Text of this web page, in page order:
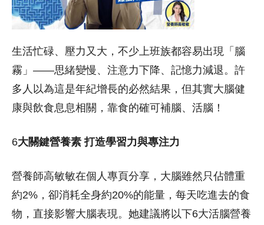
生活忙碌、壓力又大，不少上班族都容易出現「腦
霧」——思緒變慢、注意力下降、記憶力減退。許
多人以為這是年紀增長的必然結果，但其實大腦健
康與飲食息息相關，靠食的確可補腦、活腦！
6大關鍵營養素 打造學習力與專注力
營養師高敏敏在個人專頁分享，大腦雖然只佔體重
約2%，卻消耗全身約20%的能量，每天吃進去的食
物，直接影響大腦表現。她建議將以下6大活腦營養